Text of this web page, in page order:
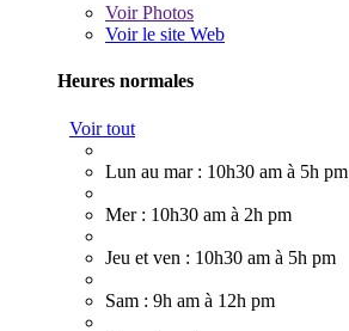
VoirPhotos
Voir le site Web
Heures normales
Voir tout
Lun au mar : 10h30 am à 5h pm
Mer : 10h30 am à 2h pm
Jeu et ven : 10h30 am à 5h pm
Sam : 9h am à 12h pm